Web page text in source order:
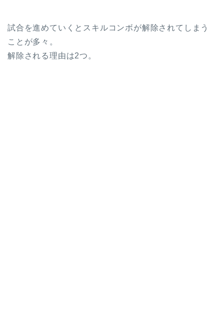
試合を進めていくとスキルコンボが解除されてしまう
ことが多々。
解除される理由は2つ。